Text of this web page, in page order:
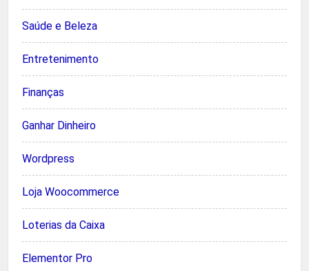
Saúde e Beleza
Entretenimento
Finanças
Ganhar Dinheiro
Wordpress
Loja Woocommerce
Loterias da Caixa
Elementor Pro